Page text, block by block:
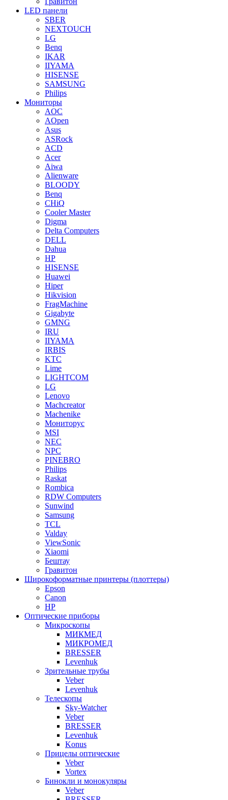
LED панели
SBER
NEXTOUCH
LG
Benq
IKAR
IIYAMA
HISENSE
SAMSUNG
Philips
Мониторы
AOC
AOpen
Asus
ASRock
ACD
Acer
Aiwa
Alienware
BLOODY
Benq
CHiQ
Cooler Master
Digma
Delta Computers
DELL
Dahua
HP
HISENSE
Huawei
Hiper
Hikvision
FragMachine
Gigabyte
GMNG
IRU
IIYAMA
IRBIS
KTC
Lime
LIGHTCOM
LG
Lenovo
Machcreator
Machenike
Мониторус
MSI
NEC
NPC
PINEBRO
Philips
Raskat
Rombica
RDW Computers
Sunwind
Samsung
TCL
Valday
ViewSonic
Xiaomi
Бештау
Гравитон
Широкоформатные принтеры (плоттеры)
Epson
Canon
HP
Оптические приборы
Микроскопы
МИКМЕД
МИКРОМЕД
BRESSER
Levenhuk
Зрительные трубы
Veber
Levenhuk
Телескопы
Sky-Watcher
Veber
BRESSER
Levenhuk
Konus
Прицелы оптические
Veber
Vortex
Бинокли и монокуляры
Veber